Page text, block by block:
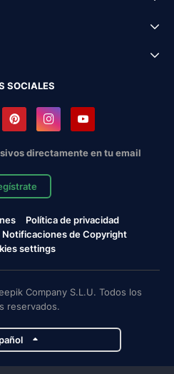
SOCIALES
directamente en tu email
Política de privacidad
Notificaciones de Copyright
settings
Company S.L.U. Todos los
reservados.